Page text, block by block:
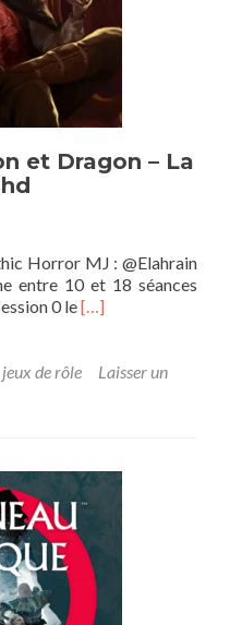
et Dragon – La
Horror MJ : @Elahrain
entre 10 et 18 séances
0 leEn
sur[CAMPAGNE]
La
malédiction
Strahd
[…]
jeux de rôle
Laisser un